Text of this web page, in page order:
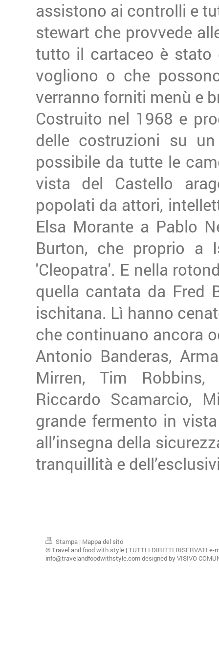
assistono ai controlli e
stewart che provvede
tutto il cartaceo è
vogliono o che
verranno forniti menù e
Costruito nel 1968 e
delle costruzioni su
possibile da tutte le
vista del Castello
popolati da attori,
Elsa Morante a Pablo
Burton, che proprio a
'Cleopatra'. E nella
quella cantata da Fred
ischitana. Lì hanno
che continuano ancora
Antonio Banderas,
Mirren, Tim Robbins,
Riccardo Scamarcio,
grande fermento in
all’insegna della
tranquillità e
Stampa | Mappa del sito
© Travel and food with style | TUTTI I DIRITTI RISERVATI e-
info@travelandfoodwithstyle.com designed by VISIVO